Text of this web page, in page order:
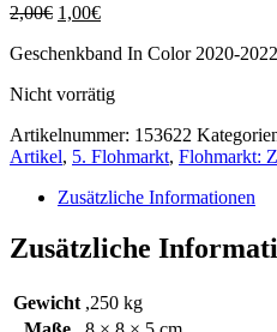
2,00€ Ursprünglicher
war:
1,00€Aktueller
ist:
Geschenkband In Color 2020-
Nicht vorrätig
Artikelnummer: 153622
Artikel, 5. Flohmarkt, Flohmarkt:
Zusätzliche Informationen
Zusätzliche
Gewicht ,250 kg